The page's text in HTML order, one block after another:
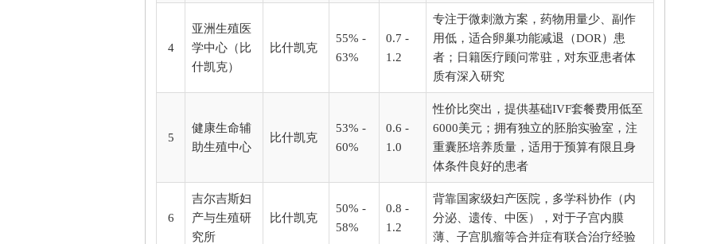
4
亚洲生殖医
学中心（比
什凯克）
比什凯克
55% -
63%
0.7 -
1.2
专注于微刺激方案，药物用量少、副作
用低，适合卵巢功能减退（DOR）患
者；日籍医疗顾问常驻，对东亚患者体
质有深入研究
5
健康生命辅
助生殖中心
比什凯克
53% -
60%
0.6 -
1.0
性价比突出，提供基础IVF套餐费用低至
6000美元；拥有独立的胚胎实验室，注
重囊胚培养质量，适用于预算有限且身
体条件良好的患者
6
吉尔吉斯妇
产与生殖研
究所
比什凯克
50% -
58%
0.8 -
1.2
背靠国家级妇产医院，多学科协作（内
分泌、遗传、中医），对于子宫内膜
薄、子宫肌瘤等合并症有联合治疗经验